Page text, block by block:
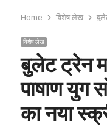
Home विशेष लेख
विशेष लेख
बुलेट ट्रेन
पाषाण युग
का नया